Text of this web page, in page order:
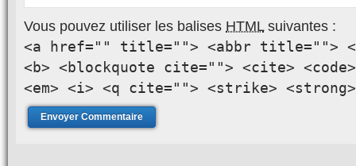
Vous pouvez utiliser les balises HTMLsuivantes :
<a href="" title=""> <abbr title="">
<b> <blockquote cite=""> <cite>
<em> <i> <q cite=""> <strike> <strong>